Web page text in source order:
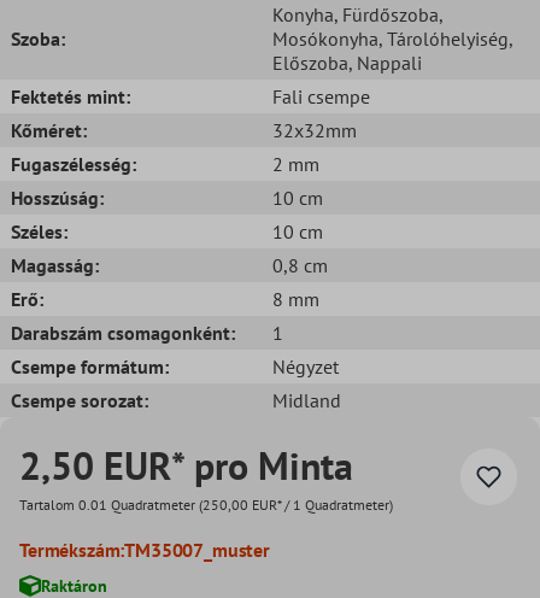
Szoba:
Konyha, Fürdőszoba,
Mosókonyha, Tárolóhelyiség,
Előszoba, Nappali
Fektetés mint:
Fali csempe
Kőméret:
32x32mm
Fugaszélesség:
2 mm
Hosszúság:
10 cm
Széles:
10 cm
Magasság:
0,8 cm
Erő:
8 mm
Darabszám csomagonként:
1
Csempe formátum:
Négyzet
Csempe sorozat:
Midland
2,50 EUR* pro Minta
Tartalom 0.01 Quadratmeter (250,00 EUR* / 1 Quadratmeter)
Termékszám:TM35007_muster
Raktáron